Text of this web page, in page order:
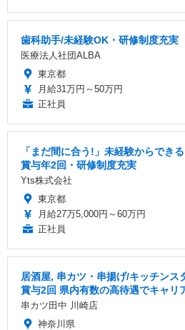
歯科助手/未経験OK・研修制度充実
医療法人社団ALBA
東京都
月給31万円～50万円
正社員
「まだ間に合う!」未経験からでき
賞与年2回・研修制度充実
Yts株式会社
東京都
月給27万5,000円～60万円
正社員
居酒屋, 串カツ・串揚げ/キッチンス
賞与2回 県内有数の高待遇でキャリ
串カツ田中 川崎店
神奈川県